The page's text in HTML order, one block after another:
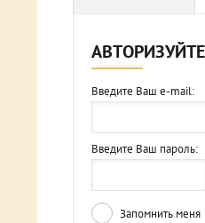
Введите Ваш e-mail:
Введите Ваш пароль:
Запомнить меня